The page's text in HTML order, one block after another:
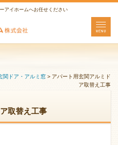
アイホームへお任せください
関ドア・アルミ窓 > アパート用玄関アルミド
ア取替え工事
取替え工事